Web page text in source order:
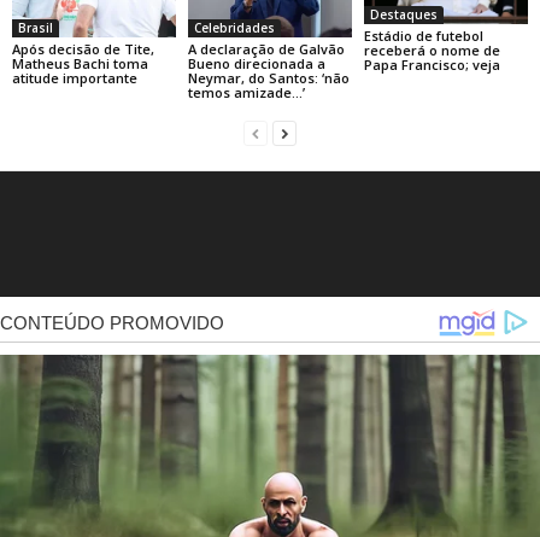
Brasil
Após decisão de Tite,
Matheus Bachi toma
atitude importante
Celebridades
A declaração de Galvão
Bueno direcionada a
Neymar, do Santos: ‘não
temos amizade…’
Destaques
Estádio de futebol
receberá o nome de
Papa Francisco; veja